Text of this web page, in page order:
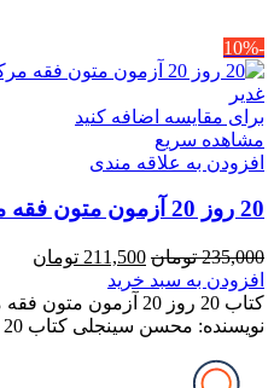
-10%
برای مقایسه اضافه کنید
مشاهده سریع
افزودن به علاقه مندی
20 روز 20 آزمون متون فقه مرکز وکلا-سینجلی
235,000 تومان قیمت
اصلی
235,000 تومان
بود.
211,500 تومان
افزودن به سبد خرید
کتاب 20 روز 20 آزمون
نویسنده: محسن سینجلی کتاب 20 روز 20 آزمون